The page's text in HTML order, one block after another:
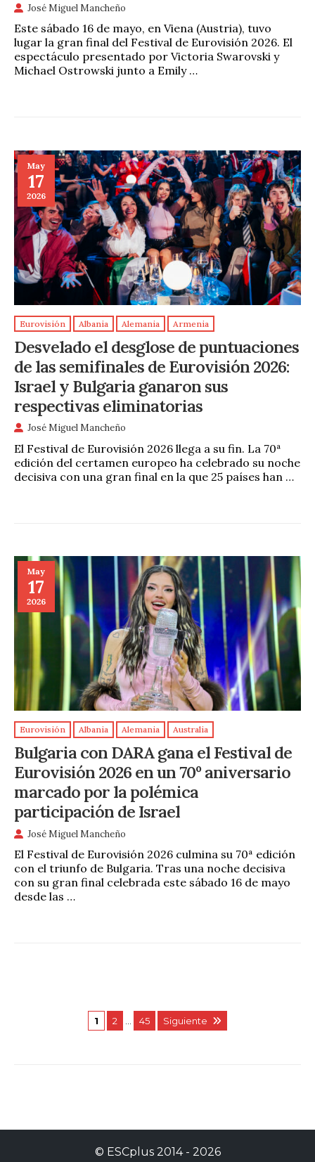
José Miguel Mancheño
Este sábado 16 de mayo, en Viena (Austria), tuvo
lugar la gran final del Festival de Eurovisión 2026. El
espectáculo presentado por Victoria Swarovski y
Michael Ostrowski junto a Emily …
May
17
2026
Eurovisión Albania Alemania Armenia
Desvelado el desglose de puntuaciones
de las semifinales de Eurovisión 2026:
Israel y Bulgaria ganaron sus
respectivas eliminatorias
José Miguel Mancheño
El Festival de Eurovisión 2026 llega a su fin. La 70ª
edición del certamen europeo ha celebrado su noche
decisiva con una gran final en la que 25 países han …
May
17
2026
Eurovisión Albania Alemania Australia
Bulgaria con DARA gana el Festival de
Eurovisión 2026 en un 70º aniversario
marcado por la polémica
participación de Israel
José Miguel Mancheño
El Festival de Eurovisión 2026 culmina su 70ª edición
con el triunfo de Bulgaria. Tras una noche decisiva
con su gran final celebrada este sábado 16 de mayo
desde las …
1 2 45 Siguiente
© ESCplus2014 - 2026